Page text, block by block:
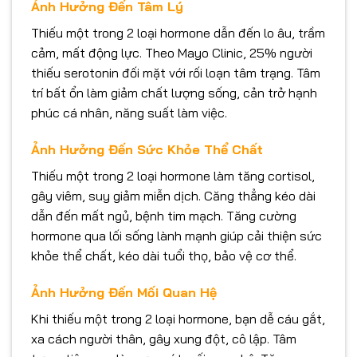
Ảnh Hưởng Đến Tâm Lý
Thiếu một trong 2 loại hormone dẫn đến lo âu, trầm
cảm, mất động lực. Theo Mayo Clinic, 25% người
thiếu serotonin đối mặt với rối loạn tâm trạng. Tâm
trí bất ổn làm giảm chất lượng sống, cản trở hạnh
phúc cá nhân, năng suất làm việc.
Ảnh Hưởng Đến Sức Khỏe Thể Chất
Thiếu một trong 2 loại hormone làm tăng cortisol,
gây viêm, suy giảm miễn dịch. Căng thẳng kéo dài
dẫn đến mất ngủ, bệnh tim mạch. Tăng cường
hormone qua lối sống lành mạnh giúp cải thiện sức
khỏe thể chất, kéo dài tuổi thọ, bảo vệ cơ thể.
Ảnh Hưởng Đến Mối Quan Hệ
Khi thiếu một trong 2 loại hormone, bạn dễ cáu gắt,
xa cách người thân, gây xung đột, cô lập. Tâm